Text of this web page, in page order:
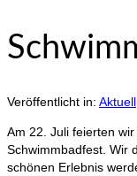
Veröffentlicht in: Aktuell
Am 22. Juli feierten
Schwimmbadfest. Wir
schönen Erlebnis